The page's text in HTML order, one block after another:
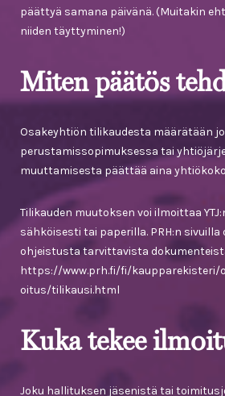
päättyä samana päivänä. (Muitakin
niiden täyttyminen!)
Miten päätös
Osakeyhtiön tilikaudesta määrätään
perustamissopimuksessa tai
muuttamisesta päättää aina
Tilikauden muutoksen voi ilmoittaa
sähköisesti tai paperilla. PRH:n
ohjeistusta tarvittavista
https://www.prh.fi/fi/kaupparekisteri/
oitus/tilikausi.html
Kuka tekee
Joku hallituksen jäsenistä tai